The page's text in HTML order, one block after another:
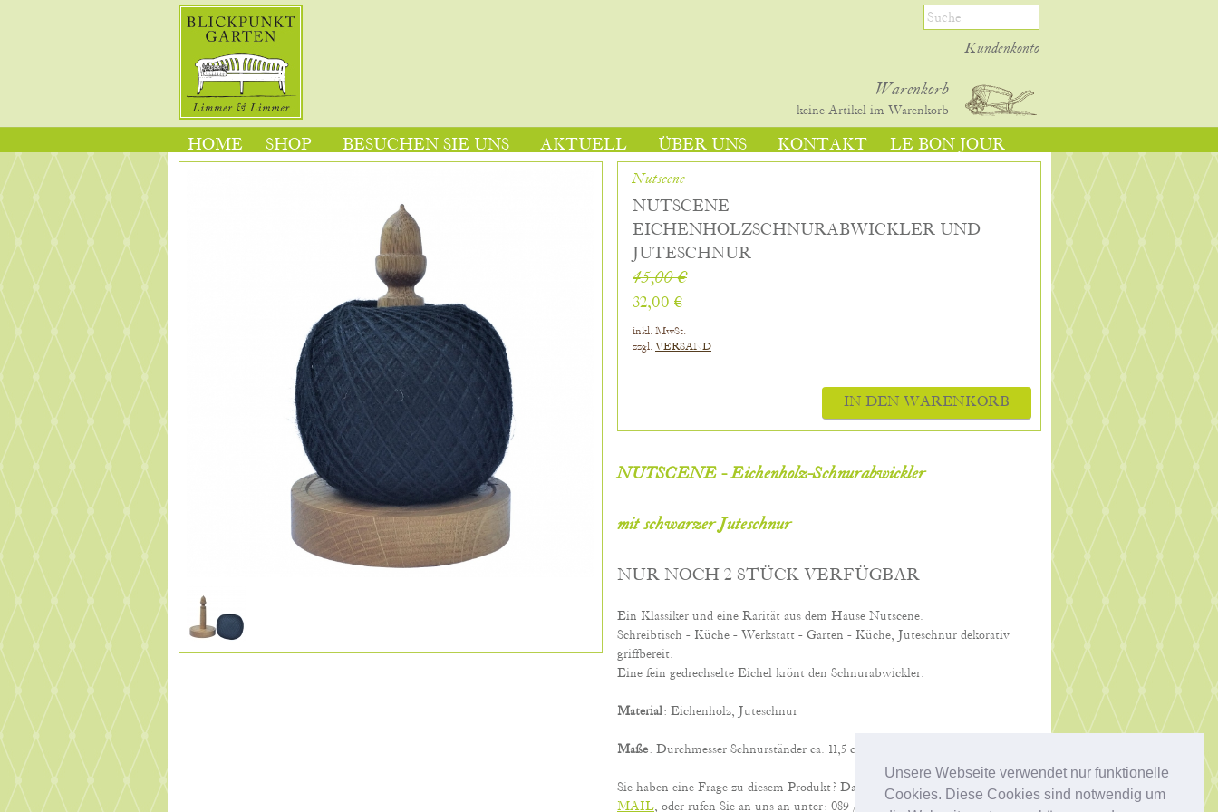
Unsere Webseite verwendet nur funktionelle
Cookies. Diese Cookies sind notwendig um
Kundenkonto
Warenkorb
keine Artikel im Warenkorb
HOME SHOP BESUCHEN SIE UNS AKTUELL ÜBER UNS KONTAKT LE BON JOUR
Nutscene
NUTSCENE
EICHENHOLZSCHNURABWICKLER UND
JUTESCHNUR
45,00 €
32,00 €
inkl. MwSt.
zzgl. VERSAND
IN DEN WARENKORB
NUTSCENE - Eichenholz-Schnurabwickler
mit schwarzer Juteschnur
NUR NOCH 2 STÜCK VERFÜGBAR
Ein Klassiker und eine Rarität aus dem Hause Nutscene.
Schreibtisch - Küche - Werkstatt - Garten - Küche, Juteschnur dekorativ
griffbereit.
Eine fein gedrechselte Eichel krönt den Schnurabwickler.
Material: Eichenholz, Juteschnur
Maße: Durchmesser Schnurständer ca. 11,5 cm, Höhe va. 16,5 cm
Sie haben eine Frage zu diesem Produkt? Dann schreiben Sie uns eine kurze
MAIL, oder rufen Sie an uns an unter: 089 / 68 72 32. Wir beraten Sie gerne!